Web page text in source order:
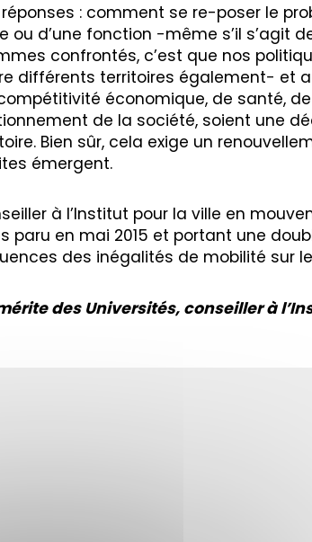
: comment se re-poser le
d’une fonction −même s’il s’agit
confrontés, c’est que nos
différents territoires également− et
économique, de santé,
de la société, soient une
Bien sûr, cela exige un
émergent.
à l’Institut pour la ville en
paru en mai 2015 et portant une
des inégalités de mobilité sur
des Universités, conseiller à